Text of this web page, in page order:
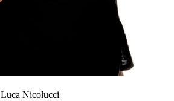
Luca Nicolucci